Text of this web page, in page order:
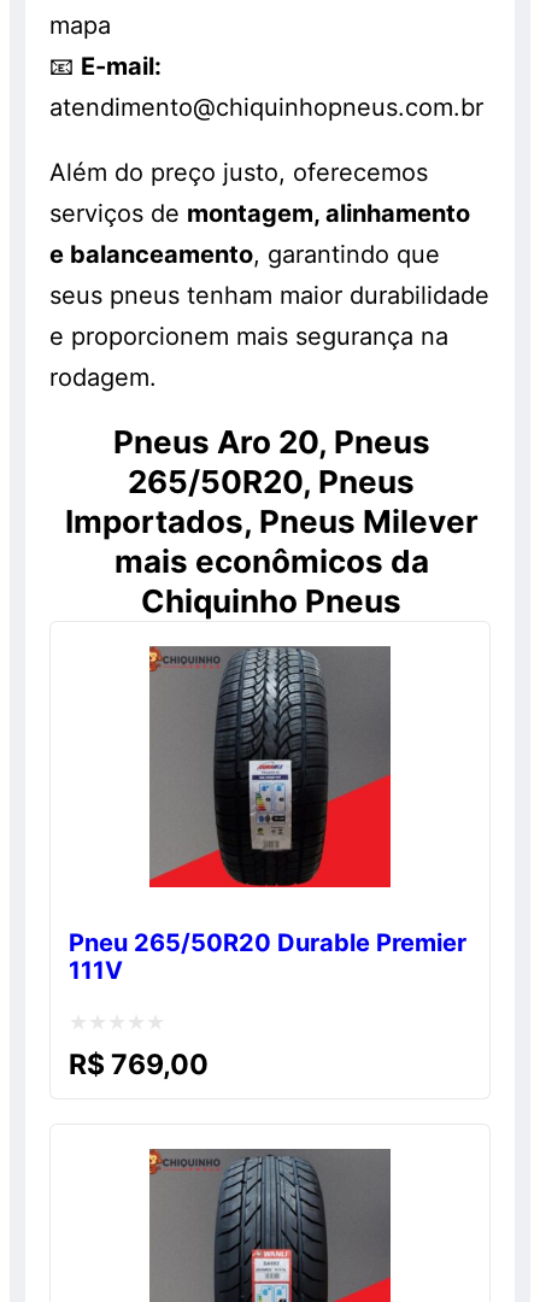
mapa
📧 E-mail:
atendimento@chiquinhopneus.com.br
Além do preço justo, oferecemos
serviços de montagem, alinhamento
e balanceamento, garantindo que
seus pneus tenham maior durabilidade
e proporcionem mais segurança na
rodagem.
Pneus Aro 20, Pneus
265/50R20, Pneus
Importados, Pneus Milever
mais econômicos da
Chiquinho Pneus
Pneu 265/50R20 Durable Premier
111V
Avaliação
R$ 769,00